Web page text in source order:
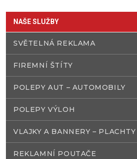
NAŠE SLUŽBY
SVĚTELNÁ REKLAMA
FIREMNÍ ŠTÍTY
POLEPY AUT – AUTOMOBILY
POLEPY VÝLOH
VLAJKY A BANNERY – PLACHTY
REKLAMNÍ POUTAČE